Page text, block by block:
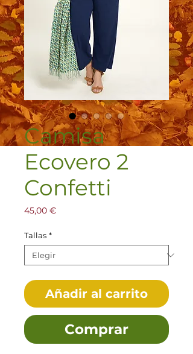
Camisa
Ecovero 2
Confetti
45,00 €Precio
Tallas *
Añadir al carrito
Comprar